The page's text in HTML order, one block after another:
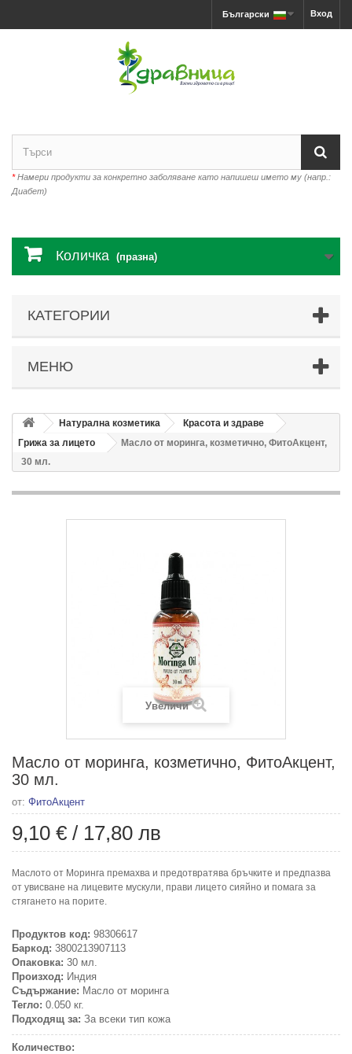
Вход
Български
*Намери продукти за конкретно заболяване като напишеш името му (напр.:
Диабет)
Количка (празна)
КАТЕГОРИИ
МЕНЮ
Натурална козметика
Красота и здраве
Грижа за лицето
Масло от моринга, козметично, ФитоАкцент,
30 мл.
Увеличи
Масло от моринга, козметично, ФитоАкцент,
30 мл.
от: ФитоАкцент
9,10 € / 17,80 лв
Маслото от Моринга премахва и предотвратява бръчките и предпазва
от увисване на лицевите мускули, прави лицето сияйно и помага за
стягането на порите.
Продуктов код: 98306617
Баркод: 3800213907113
Опаковка: 30 мл.
Произход: Индия
Съдържание: Масло от моринга
Тегло: 0.050 кг.
Подходящ за: За всеки тип кожа
Количество: